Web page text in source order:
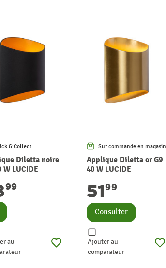
& Collect
Diletta noire
W LUCIDE
99
au
Sur commande en magasin
Applique Diletta or G9
40 W LUCIDE
5199
Consulter
Ajouter au
comparateur